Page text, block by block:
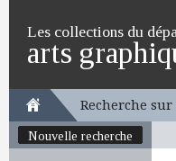
Les collections du
arts
Recherche sur
Nouvelle recherche